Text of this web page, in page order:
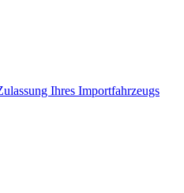
Ihres Importfahrzeugs